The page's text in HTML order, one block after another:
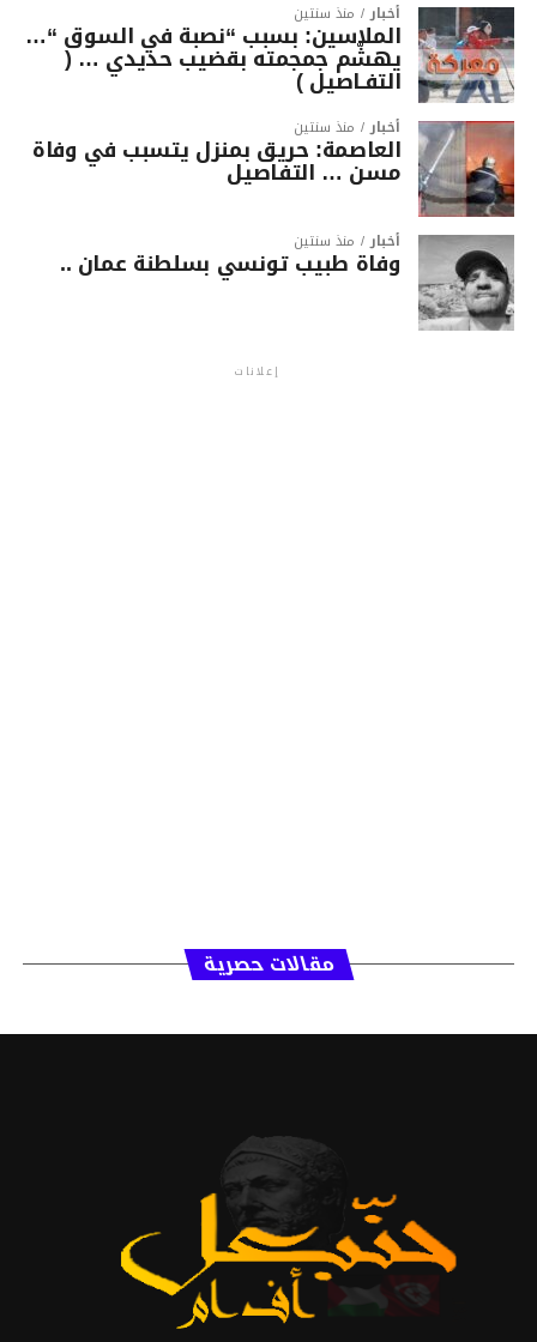
أخبار منذ سنتين
الملاسين: بسبب “نصبة في السوق “…
يهشّم جمجمته بقضيب حديدي … (
التفـاصيل )
أخبار منذ سنتين
العاصمة: حريق بمنزل يتسبب في وفاة
مسن … التفاصيل
أخبار منذ سنتين
وفاة طبيب تونسي بسلطنة عمان ..
إعلانات
مقالات حصرية